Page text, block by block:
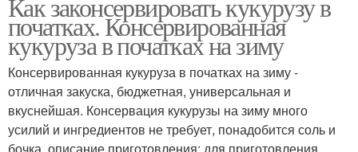
початках. Консервированная
кукуруза в початках на зиму
Консервированная кукуруза в початках на зиму -
отличная закуска, бюджетная, универсальная и
вкуснейшая. Консервация кукурузы на зиму много
усилий и ингредиентов не требует, понадобится соль и
бочка. описание приготовления: для приготовления